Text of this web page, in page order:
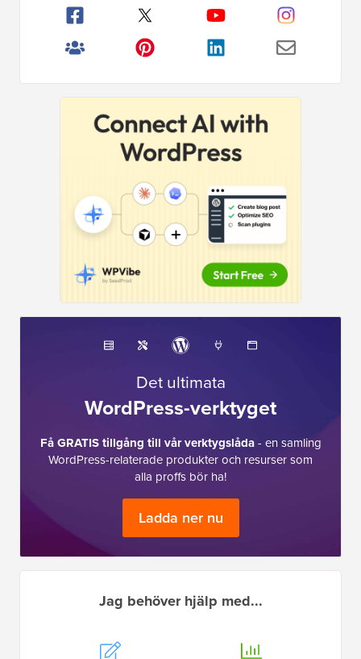
Det ultimata
WordPress-verktyget
Få GRATIS tillgång till vår verktygslåda- en samling
WordPress-relaterade produkter och resurser som
alla proffs bör ha!
Ladda ner nu
Jag behöver hjälp med...